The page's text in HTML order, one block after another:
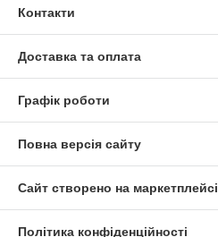
Контакти
Доставка та оплата
Графік роботи
Повна версія сайту
Сайт створено на маркетплейсі
Політика конфіденційності